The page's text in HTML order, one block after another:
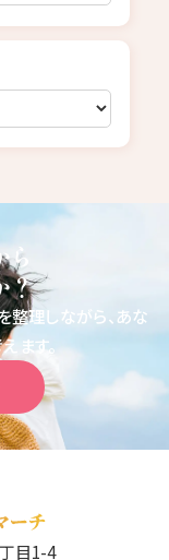
？
理しながら、あな
ます。
目1-4